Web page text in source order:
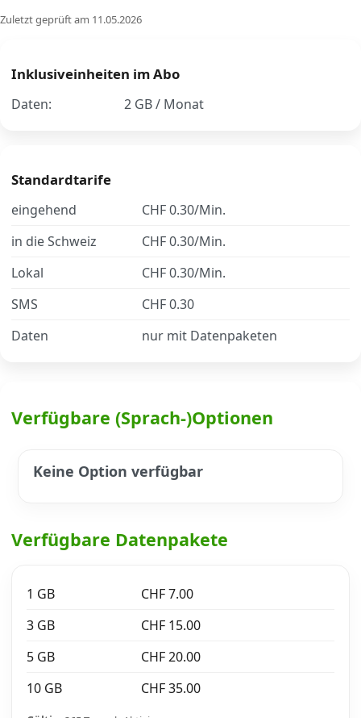
Aktionen
News
Über uns
Datenschutz·AGB Impressum
Zuletzt geprüft am 11.05.2026
Inklusiveinheiten im Abo
Daten: 2 GB / Monat
Standardtarife
eingehend
CHF 0.30/Min.
in die Schweiz
CHF 0.30/Min.
Lokal
CHF 0.30/Min.
SMS
CHF 0.30
Daten
nur mit Datenpaketen
Verfügbare (Sprach-)Optionen
Keine Option verfügbar
Verfügbare Datenpakete
1 GB
CHF 7.00
3 GB
CHF 15.00
5 GB
CHF 20.00
10 GB
CHF 35.00